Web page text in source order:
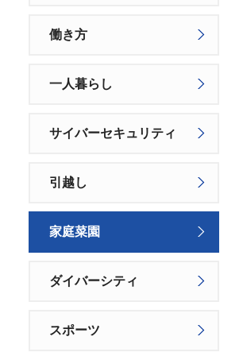
働き方
一人暮らし
サイバーセキュリティ
引越し
家庭菜園
ダイバーシティ
スポーツ